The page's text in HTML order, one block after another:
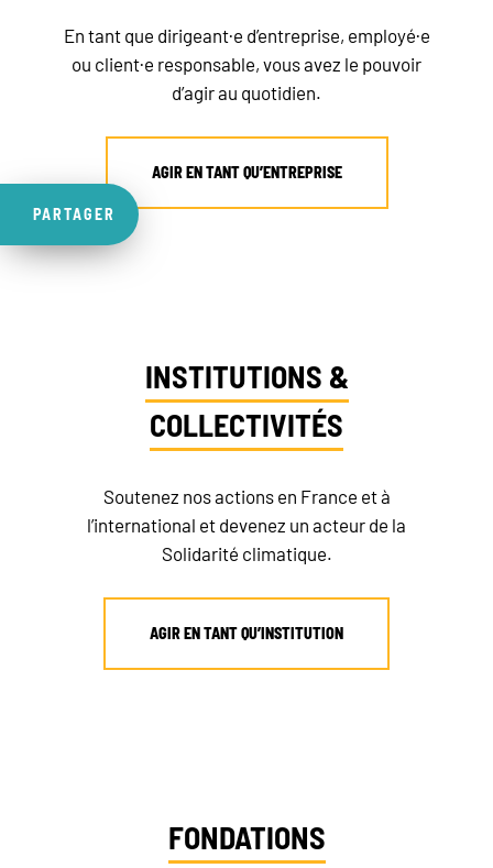
PARTAGER
En tant que dirigeant·e d’entreprise, employé·e
ou client·e responsable, vous avez le pouvoir
d’agir au quotidien.
AGIR EN TANT QU’ENTREPRISE
INSTITUTIONS &
COLLECTIVITÉS
Soutenez nos actions en France et à
l’international et devenez un acteur de la
Solidarité climatique.
AGIR EN TANT QU’INSTITUTION
FONDATIONS